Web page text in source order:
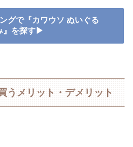
グで『カワウソ ぬいぐる
』を探す▶
うメリット・デメリット